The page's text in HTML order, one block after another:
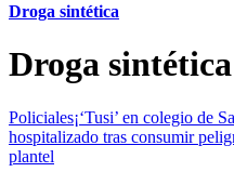
Droga sintética
Droga sintética
Policiales¡‘Tusi’ en colegio de
hospitalizado tras consumir
plantel